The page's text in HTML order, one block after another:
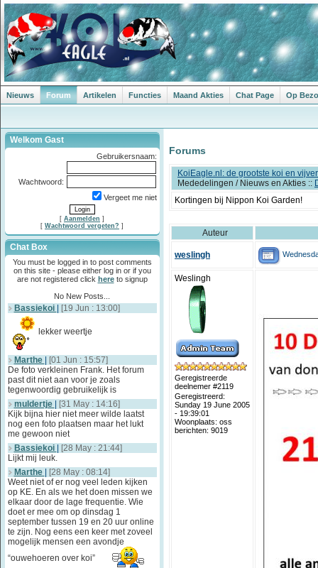
Nieuws Forum Artikelen Functies Maand Akties Chat Page Op
Welkom Gast
Gebruikersnaam:
Wachtwoord:
Vergeet me niet
[ Aanmelden ]
[ Wachtwoord vergeten? ]
Chat Box
You must be logged in to post comments
on this site - please either log in or if you
are not registered click hereto signup
No New Posts...
Bassiekoi [19 Jun : 13:00]
lekker weertje
Marthe
[01 Jun : 15:57]
De foto verkleinen Frank. Het forum
past dit niet aan voor je zoals
tegenwoordig gebruikelijk is
muldertje
[31 May : 14:16]
Kijk bijna hier niet meer wilde laatst
nog een foto plaatsen maar het lukt
me gewoon niet
Bassiekoi
[28 May : 21:44]
Lijkt mij leuk.
Marthe
[28 May : 08:14]
Weet niet of er nog veel leden kijken
op KE. En als we het doen missen we
elkaar door de lage frequentie. Wie
doet er mee om op dinsdag 1
september tussen 19 en 20 uur online
te zijn. Nog eens een keer met zoveel
mogelijk mensen een avondje
“ouwehoeren over koi”
Forums
KoiEagle.nl: de grootste koi en
Mededelingen / Nieuws en Akties ::
Kortingen bij Nippon Koi Garden!
Auteur
weslingh
Weslingh
Geregistreerde
deelnemer #2119
Geregistreerd:
Sunday 19 June 2005
- 19:39:01
Woonplaats: oss
berichten: 9019